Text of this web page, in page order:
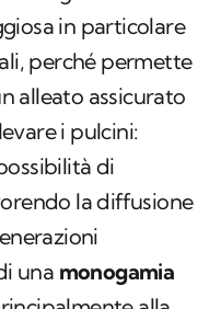
alleato assicurato
i pulcini:
di
la diffusione
una
monogamia
alla
dal punto di
che i cigni maschi